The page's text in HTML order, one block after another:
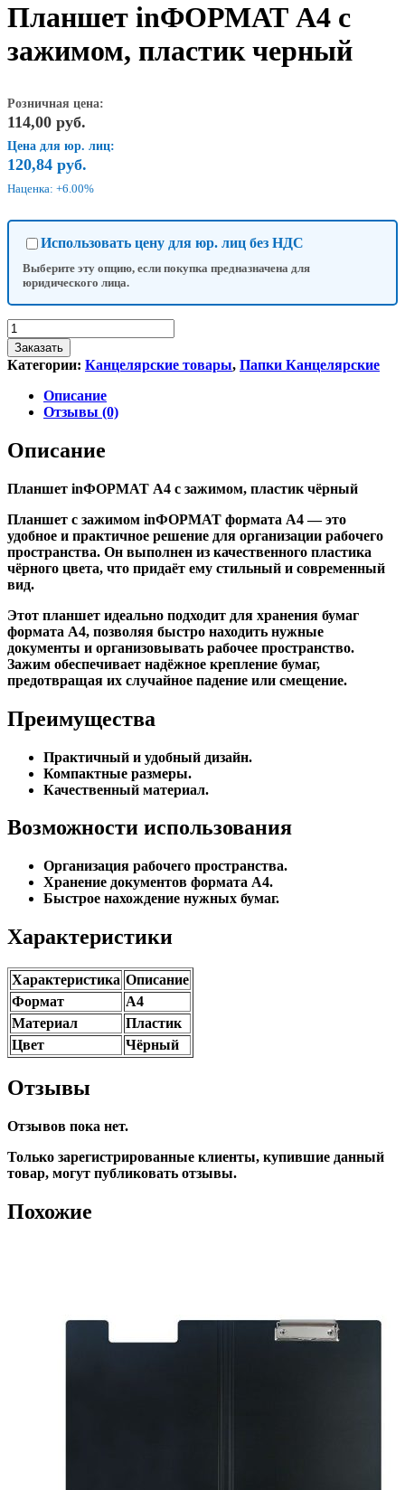
Планшет inФОРМАТ А4 с
зажимом, пластик черный
Розничная цена:
114,00 руб.
Цена для юр. лиц:
120,84 руб.
Наценка: +6.00%
Использовать цену для юр. лиц без НДС
Выберите эту опцию, если покупка предназначена для
юридического лица.
Количество
товара
Планшет
inФОРМАТ
зажимом,
пластик
черный
Заказать
Категории: Канцелярские товары, Папки Канцелярские
Описание
Отзывы (0)
Описание
Планшет inФОРМАТ А4 с зажимом, пластик чёрный
Планшет с зажимом inФОРМАТ формата А4 — это
удобное и практичное решение для организации рабочего
пространства. Он выполнен из качественного пластика
чёрного цвета, что придаёт ему стильный и современный
вид.
Этот планшет идеально подходит для хранения бумаг
формата A4, позволяя быстро находить нужные
документы и организовывать рабочее пространство.
Зажим обеспечивает надёжное крепление бумаг,
предотвращая их случайное падение или смещение.
Преимущества
Практичный и удобный дизайн.
Компактные размеры.
Качественный материал.
Возможности использования
Организация рабочего пространства.
Хранение документов формата A4.
Быстрое нахождение нужных бумаг.
Характеристики
Характеристика Описание
Формат
А4
Материал
Пластик
Цвет
Чёрный
Отзывы
Отзывов пока нет.
Только зарегистрированные клиенты, купившие данный
товар, могут публиковать отзывы.
Похожие